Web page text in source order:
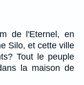
de l'Eternel, en
Silo, et cette ville
Tout le peuple
la maison de